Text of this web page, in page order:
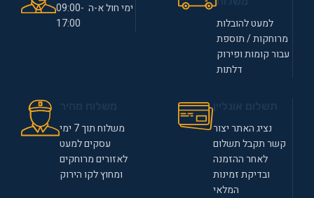
למעט להובלות
מרוחקות / תוספת
עבור קומות ופירוק
דלתות
ימי חול א-ה 09:00-
17:00
נציג האתר יצור
קשר תקבל תשלום
לאחר ההזמנה
ובדיקת זמינות
המלאי
משלוח תוך 7 ימי
עסקים למעט
לאזורים מרוחקים
ומחוץ לקו הירוק